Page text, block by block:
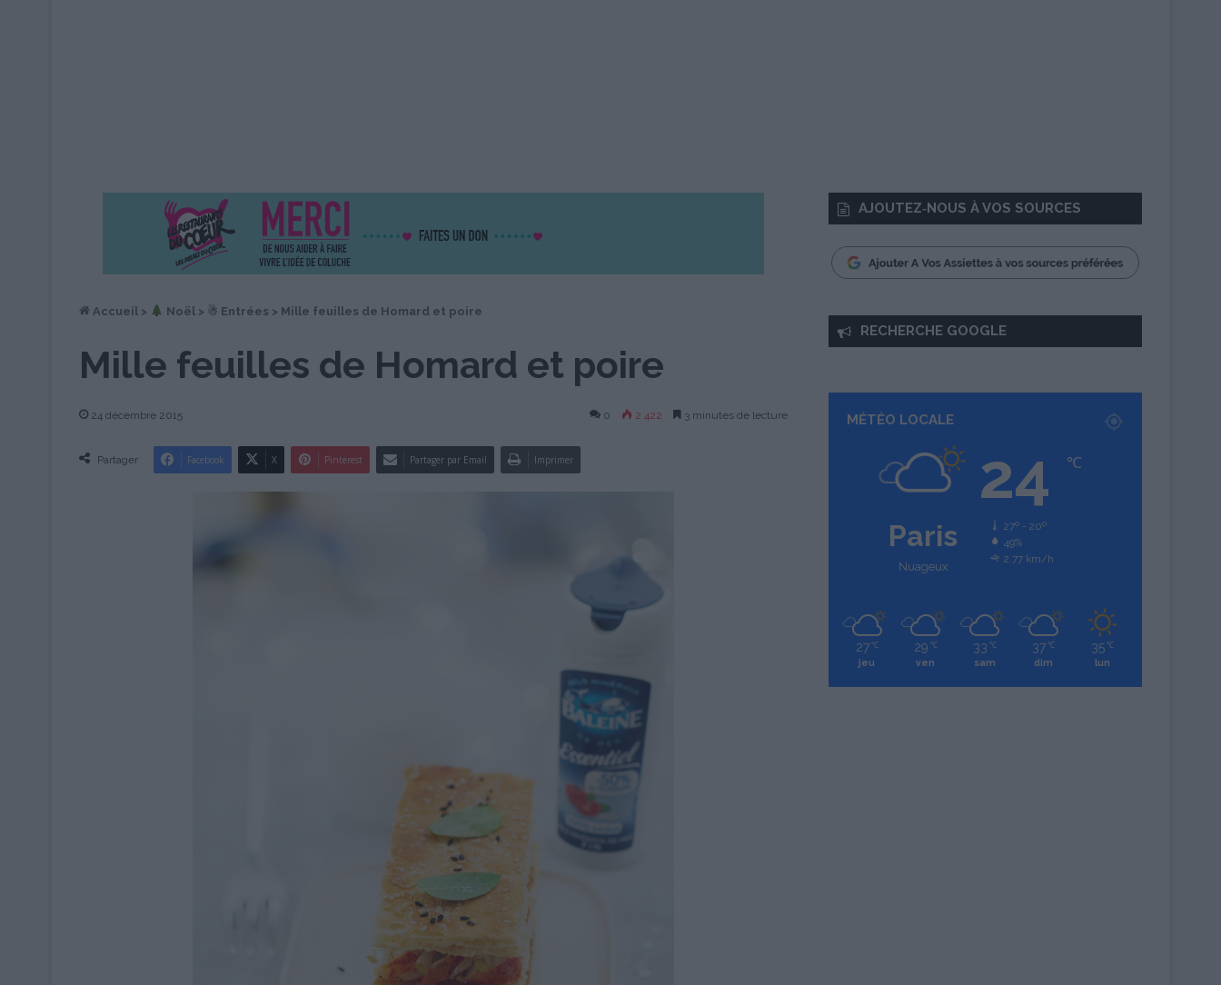
Accueil > ︎ Noël > ☃ Entrées > Mille feuilles de Homard et poire
Mille feuilles de Homard et poire
24 décembre 2015 0 2 422 3 minutes de lecture
Partager Facebook X Pinterest Partager par Email Imprimer
AJOUTEZ‑NOUS À VOS SOURCES
RECHERCHE GOOGLE
MÉTÉO LOCALE
Paris
Nuageux
24 ℃
27º - 20º
49%
2.77 km/h
27 ℃
jeu
29 ℃
ven
33 ℃
sam
37 ℃
dim
35 ℃
lun